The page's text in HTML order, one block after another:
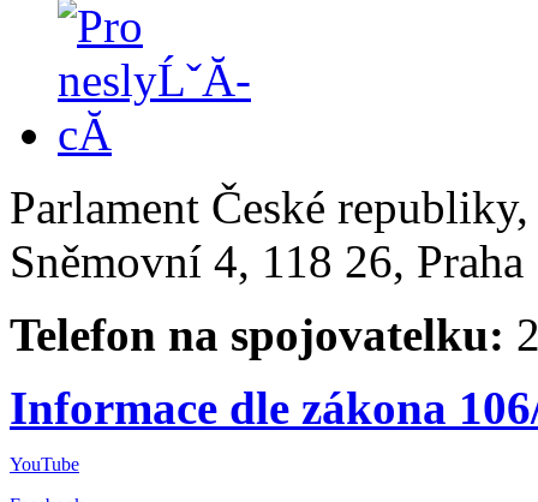
Parlament České
Sněmovní 4, 118 26,
Telefon na spojovatelku:
Informace dle zákona
YouTube